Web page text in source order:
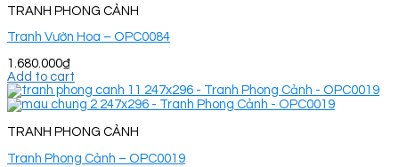
TRANH PHONG CẢNH
Tranh Vườn Hoa – OPC0084
1.680.000₫
Add to cart
TRANH PHONG CẢNH
Tranh Phong Cảnh – OPC0019